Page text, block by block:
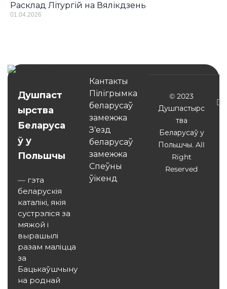
Расклад Літургій на Вялікдзень
01.04.2026
Душпаст
ырства
Беларуса
ў у
Польшчы
— гэта
беларускія
каталікі, якія
сустрэліся за
мяжой і
вырашылі
разам маліцца
за
Бацькаўшчыну
на роднай
Кантакты
Пілігрымка
беларусаў
замежжа
З’езд
беларусаў
замежжа
Спеўны
ўікенд
© 2023
Душпастырс
тва
Беларусаў у
Польшчы. All
Right
Reserved